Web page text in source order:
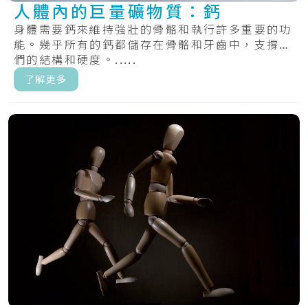
人體內的巨量礦物質：鈣
身體需要鈣來維持強壯的骨骼和執行許多重要的功
能。幾乎所有的鈣都儲存在骨骼和牙齒中，支撐它
們的結構和硬度。.....
了解更多